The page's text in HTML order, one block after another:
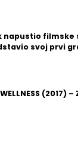
napustio filmske
svoj prvi
WELLNESS